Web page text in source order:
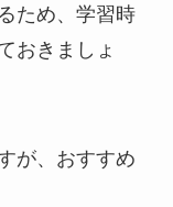
ため、学習時
おきましょ
が、おすすめ